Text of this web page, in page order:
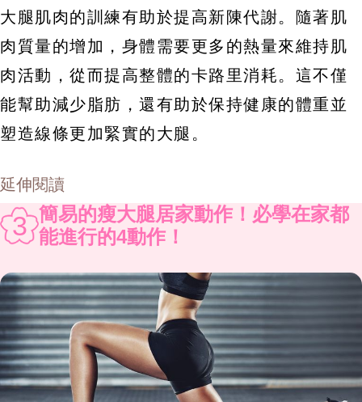
大腿肌肉的訓練有助於提高新陳代謝。隨著肌
肉質量的增加，身體需要更多的熱量來維持肌
肉活動，從而提高整體的卡路里消耗。這不僅
能幫助減少脂肪，還有助於保持健康的體重並
塑造線條更加緊實的大腿。
延伸閱讀
3 簡易的瘦大腿居家動作！必學在家都
能進行的4動作！